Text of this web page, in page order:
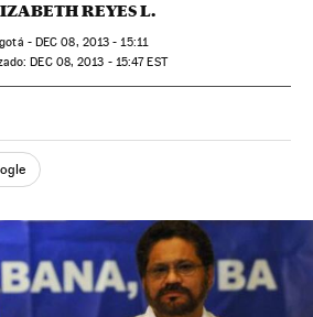
REYES L.
- DEC 08, 2013 - 15:11
DEC08, 2013 - 15:47EST
Twitter
Redes Sociales